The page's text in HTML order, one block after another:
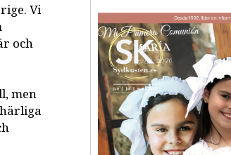
Vi
och
men